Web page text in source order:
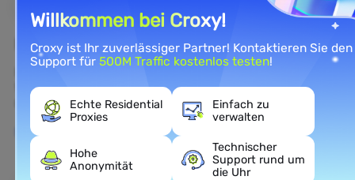
E-Commerce
Rufen Sie öffentliche E-Commerce-Daten ab, um die
Wettbewerbsintelligenz und das Verständnis des E-
Commerce-Marktes zu verbessern.
Mehr erfahren
Willkommen bei Croxy!
Croxy ist Ihr zuverlässiger Partner! Kontaktieren Sie den
Support für500M Traffic kostenlos testen!
Echte Residential
Proxies
Einfach zu
verwalten
Hohe
Anonymität
Technischer
Support rund um
die Uhr